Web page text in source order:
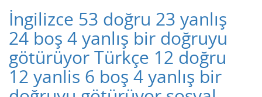
İngilizce 53 doğru 23 yanlış
24 boş 4 yanlış bir doğruyu
götürüyor Türkçe 12 doğru
12 yanlis 6 boş 4 yanlış bir